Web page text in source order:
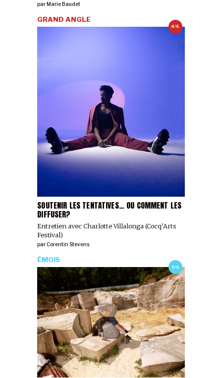
parMarie Baudet
4/6
SOUTENIR LES TENTATIVES… OU COMMENT LES
DIFFUSER?
Entretien avec Charlotte Villalonga (Cocq’Arts
Festival)
GRAND ANGLE
parCorentin Stevens
5/6
ÉMOIS